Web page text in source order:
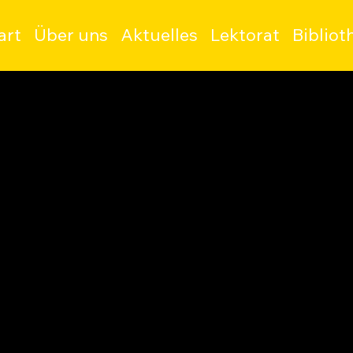
Über uns Aktuelles Lektorat